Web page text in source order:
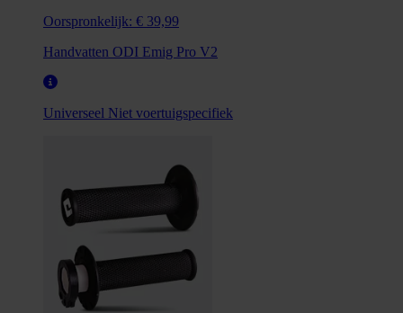
Oorspronkelijk: € 39,99
Handvatten ODI Emig Pro V2
Universeel Niet voertuigspecifiek